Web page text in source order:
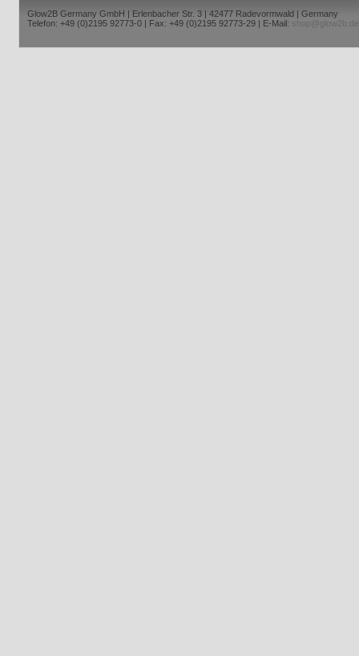
Glow2B Germany GmbH | Erlenbacher Str. 3 | 42477 Radevormwald | Germany
Telefon: +49 (0)2195 92773-0 | Fax: +49 (0)2195 92773-29 | E-Mail:
shop@glow2b.de